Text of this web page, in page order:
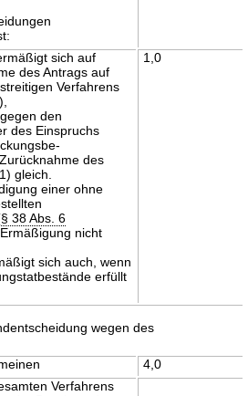
sich auf
des Antrags auf
Verfahrens
den
des Einspruchs
des
gleich.
einer ohne
§ 38 Abs. 6
nicht
sich auch, wenn
erfüllt
1,0
wegen des
4,0
Verfahrens